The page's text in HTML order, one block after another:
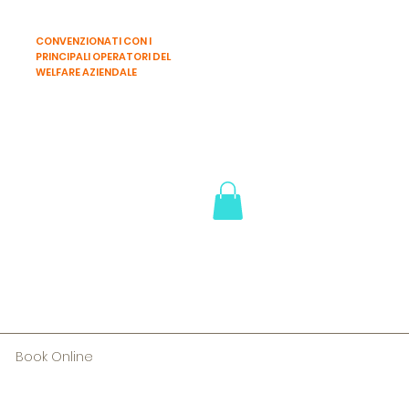
CONVENZIONATI CON I
PRINCIPALI OPERATORI DEL
WELFARE AZIENDALE
Book Online